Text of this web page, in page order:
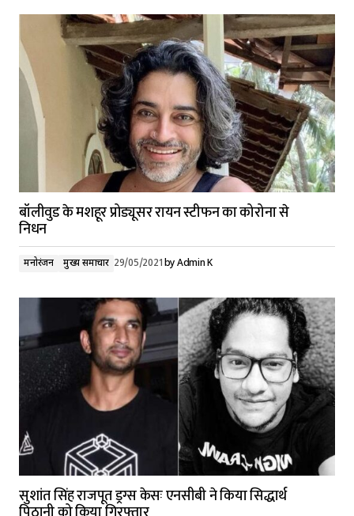
बॉलीवुड के मशहूर प्रोड्यूसर रायन स्टीफन का कोरोना से
निधन
मनोरंजन मुख्य समाचार 29/05/2021byAdmin K
सुशांत सिंह राजपूत ड्रग्स केसः एनसीबी ने किया सिद्धार्थ